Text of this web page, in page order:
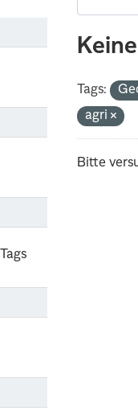
Tags:
agri
Bitte